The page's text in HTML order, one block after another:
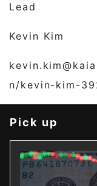
Lead
Kevin Kim
n/kevin-kim-
Pick up